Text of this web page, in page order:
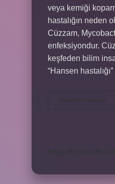
veya kemiği
hastalığın neden
Cüzzam,
enfeksiyondur.
keşfeden bilim
“Hansen